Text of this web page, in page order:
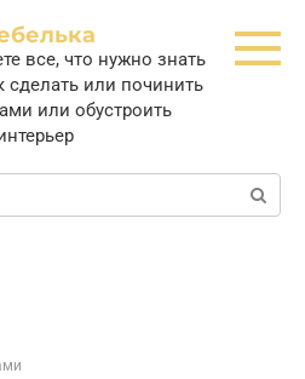
все, что нужно знать
сделать или починить
или обустроить